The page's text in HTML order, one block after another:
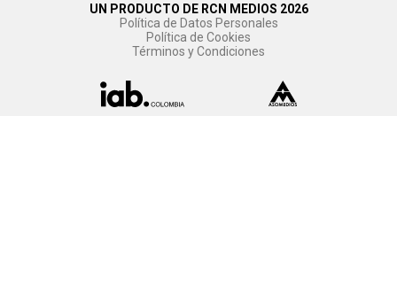
UN PRODUCTO DE RCN MEDIOS 2026
Política de Datos Personales
Política de Cookies
Términos y Condiciones